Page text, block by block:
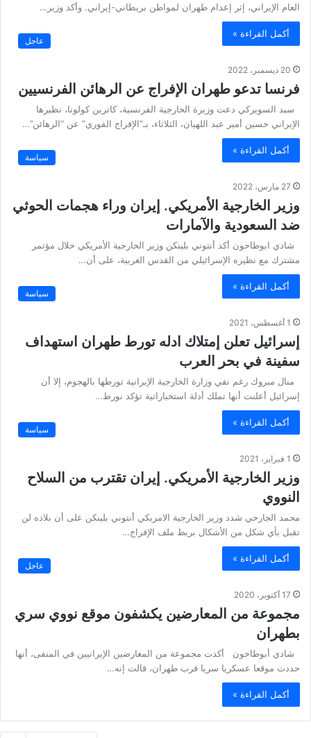
العام الإيراني، إثر إعدام طهران لمواطن بريطاني-إيراني. وأكد وزير…
أكمل القراءة »
عاجل
20 ديسمبر، 2022
فرنسا تدعو طهران الإفراج عن الرهائن الفرنسيين
سيد السويركي دعت وزيرة الخارجية الفرنسية، كاترين كولونا، نظيرها
الإيراني حسين أمير عبد اللهيان، الثلاثاء، بـ”الإفراج الفوري” عن “الرهائن”…
أكمل القراءة »
سياسة
27 مارس، 2022
وزير الخارجية الأمريكي. إيران وراء هجمات الحوثي
ضد السعودية والآمارات
شادي ابوطاحون أكد أنتوني بلينكن وزير الخارجية الأمريكي خلال مؤتمر
مشترك مع نظيره الإسرائيلي من القدس الغربية، على أن…
أكمل القراءة »
سياسة
1 أغسطس، 2021
إسرائيل تعلن إمتلاك ادله تورط طهران استهداف
سفينة في بحر العرب
منال مبروك رغم نفي وزارة الخارجية الإيرانية تورطها بالهجوم، إلا أن
إسرائيل أعلنت أنها تملك أدلة استخباراتية تؤكد نورط…
أكمل القراءة »
سياسة
1 فبراير، 2021
وزير الخارجية الأمريكي. إيران تقترب من السلاح
النووي
محمد الجارحي شدد وزير الخارجية الامريكي أنتوني بلينكن على أن بلاده لن
تقبل بأي شكل من الأشكال بربط ملف الإفراج…
أكمل القراءة »
عاجل
17 أكتوبر، 2020
مجموعة من المعارضين يكشفون موقع نووي سري
بطهران
شادي أبوطاحون أكدت مجموعة من المعارضين الإيرانيين في المنفى، أنها
حددت موقعا عسكريا سريا قرب طهران، قالت إنه…
أكمل القراءة »